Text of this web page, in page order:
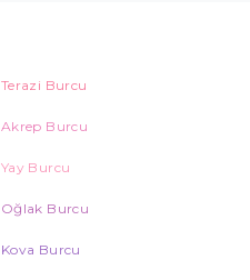
Terazi Burcu
Akrep Burcu
Yay Burcu
Oğlak Burcu
Kova Burcu